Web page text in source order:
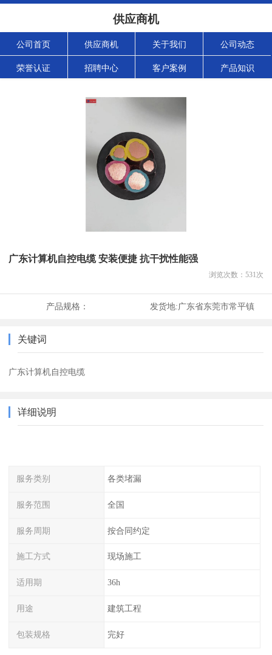
供应商机
公司首页 供应商机 关于我们 公司动态
荣誉认证 招聘中心 客户案例 产品知识
广东计算机自控电缆 安装便捷 抗干扰性能强
浏览次数： 531次
产品规格： 发货地:广东省东莞市常平镇
关键词
广东计算机自控电缆
详细说明
服务类别 各类堵漏
服务范围 全国
服务周期 按合同约定
施工方式 现场施工
适用期 36h
用途 建筑工程
包装规格 完好